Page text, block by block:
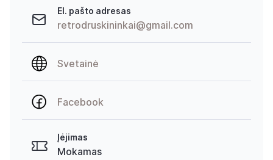
El. pašto adresas
retrodruskininkai@gmail.com
Svetainė
Facebook
Įėjimas
Mokamas